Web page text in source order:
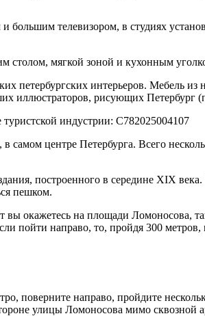
большим телевизором, в студиях
столом, мягкой зоной и кухонным
петербургских интерьеров. Мебель
иллюстраторов, рисующих Петербург
индустрии: С782025004107
центре Петербурга. Всего
построенного в середине XIX
пешком.
вы окажетесь на площади Ломоносова,
пойти направо, то, пройдя 300
поверните направо, пройдите
улицы Ломоносова мимо сквозной